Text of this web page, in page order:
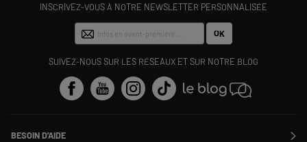
INSCRIVEZ-VOUS À NOTRE NEWSLETTER PERSONNALISÉE
OK
SUIVEZ-NOUS SUR LES RÉSEAUX ET SUR NOTRE BLOG
BESOIN D'AIDE